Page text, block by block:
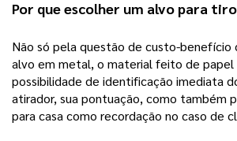
Por que escolher um alvo para
Não só pela questão de custo-benefício
alvo em metal, o material feito de
possibilidade de identificação imediata
atirador, sua pontuação, como também
para casa como recordação no caso de